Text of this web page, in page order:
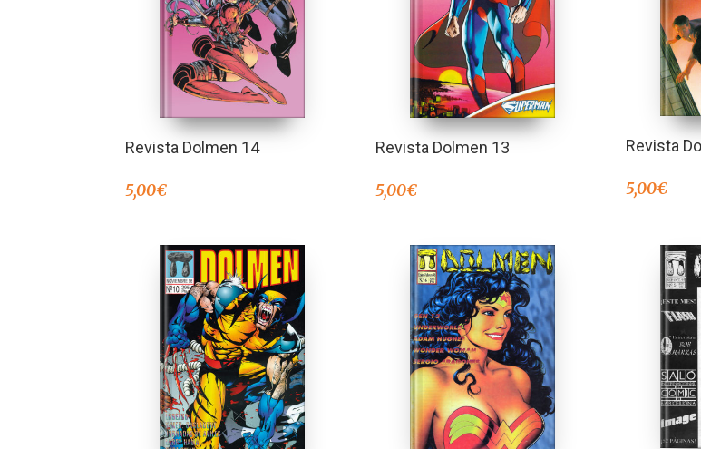
Revista Dolmen 14
5,00€
Revista Dolmen 13
5,00€
Revista
5,00€